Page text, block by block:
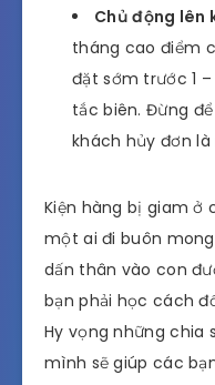
Chủ động lên
tháng cao điểm
đặt sớm trước 1
tắc biên. Đừng
khách hủy đơn
Kiện hàng bị giam ở
một ai đi buôn
dấn thân vào con
bạn phải học cách
Hy vọng những chia
mình sẽ giúp các